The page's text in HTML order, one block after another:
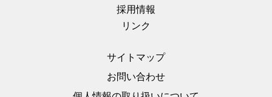
採用情報
リンク
サイトマップ
お問い合わせ